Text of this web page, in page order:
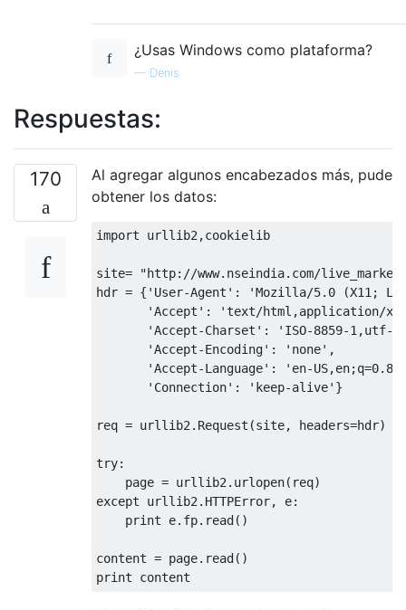
¿Usas Windows como plataforma?
— Denis
Respuestas:
170
Al agregar algunos encabezados más, pude
obtener los datos:
import urllib2 ,cookielib
site=
"http://www.nseindia.com/live_market/
hdr = { 'User-Agent' :
'Mozilla/5.0 (X11;
'Accept' :
'text/html,application/
'Accept-Charset' :
'ISO-8859-1,utf-
'Accept-Encoding' : 'none' ,
'Accept-Language' : 'en-US,en;q=0.8'
'Connection' : 'keep-alive' }
req = urllib2 . Request (site, headers=hdr)
try:
    page
= urllib2 . urlopen( req)
except urllib2 . HTTPError, e:
print e. fp. read()
content = page. read()
print content